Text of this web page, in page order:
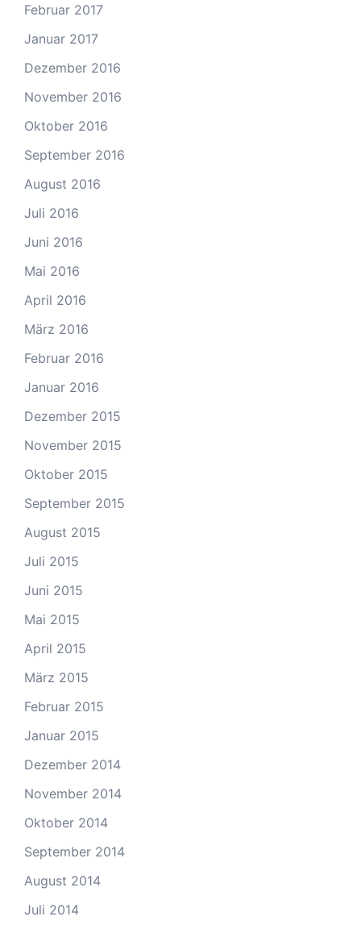
Februar 2017
Januar 2017
Dezember 2016
November 2016
Oktober 2016
September 2016
August 2016
Juli 2016
Juni 2016
Mai 2016
April 2016
März 2016
Februar 2016
Januar 2016
Dezember 2015
November 2015
Oktober 2015
September 2015
August 2015
Juli 2015
Juni 2015
Mai 2015
April 2015
März 2015
Februar 2015
Januar 2015
Dezember 2014
November 2014
Oktober 2014
September 2014
August 2014
Juli 2014